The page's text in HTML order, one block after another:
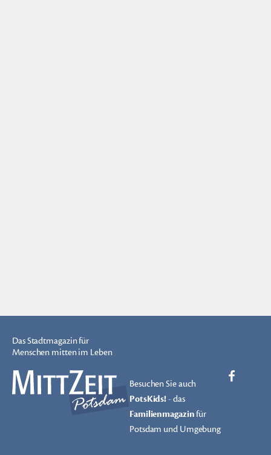
Das Stadtmagazin für
Menschen mitten im Leben
Besuchen Sie auch
PotsKids!- das
Familienmagazinfür
Potsdam und Umgebung